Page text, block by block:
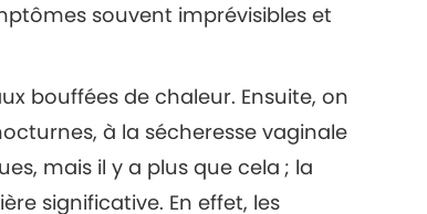
souvent imprévisibles et
bouffées de chaleur. Ensuite, on
à la sécheresse vaginale
mais il y a plus que cela ; la
significative. En effet, les